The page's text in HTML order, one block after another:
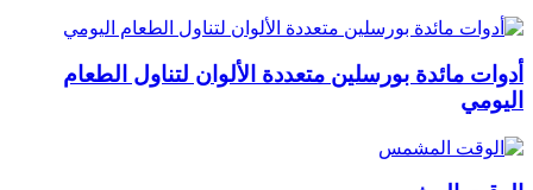
أدوات مائدة بورسلين متعددة الألوان لتناول الطعام
اليومي